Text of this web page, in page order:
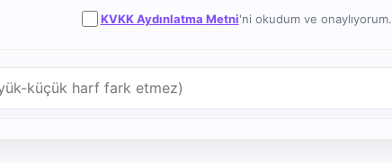
KVKK Aydınlatma Metni'ni okudum ve onaylıyorum.